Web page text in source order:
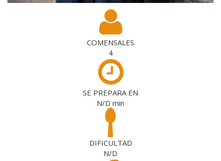
COMENSALES
4
SE PREPARA EN
N/D min
DIFICULTAD
N/D